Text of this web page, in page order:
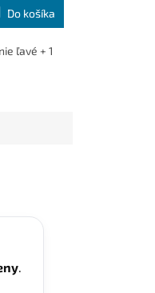
Do košíka
ľavé + 1
.